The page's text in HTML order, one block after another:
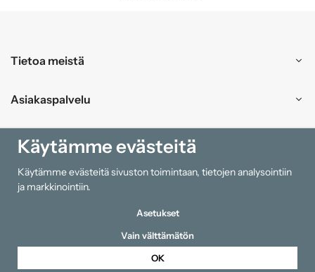
Tietoa meistä
Asiakaspalvelu
Ostokset
Tiedot
Käytämme evästeitä
Käytämme evästeitä sivuston toimintaan, tietojen analysointiin
ja markkinointiin.
Asetukset
Vain välttämätön
OK